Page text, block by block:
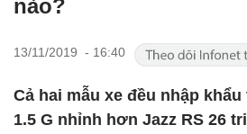
nào?
13/11/2019 - 16:40
Cả hai mẫu xe đều nhập
1.5 G nhỉnh hơn Jazz RS 26